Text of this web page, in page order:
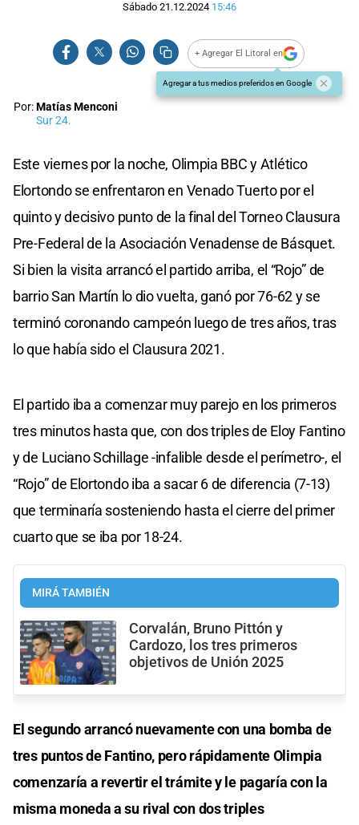
Sábado 21.12.2024 15:46
+ Agregar El Litoral en
Agregar a tus medios preferidos en Google
Por:Matías Menconi
Sur 24.
Este viernes por la noche, Olimpia BBC y Atlético
Elortondo se enfrentaron en Venado Tuerto por el
quinto y decisivo punto de la final del Torneo Clausura
Pre-Federal de la Asociación Venadense de Básquet.
Si bien la visita arrancó el partido arriba, el “Rojo” de
barrio San Martín lo dio vuelta, ganó por 76-62 y se
terminó coronando campeón luego de tres años, tras
lo que había sido el Clausura 2021.
El partido iba a comenzar muy parejo en los primeros
tres minutos hasta que, con dos triples de Eloy Fantino
y de Luciano Schillage -infalible desde el perímetro-, el
“Rojo” de Elortondo iba a sacar 6 de diferencia (7-13)
que terminaría sosteniendo hasta el cierre del primer
cuarto que se iba por 18-24.
MIRÁ TAMBIÉN
Corvalán, Bruno Pittón y
Cardozo, los tres primeros
objetivos de Unión 2025
El segundo arrancó nuevamente con una bomba de
tres puntos de Fantino, pero rápidamente Olimpia
comenzaría a revertir el trámite y le pagaría con la
misma moneda a su rival con dos triples